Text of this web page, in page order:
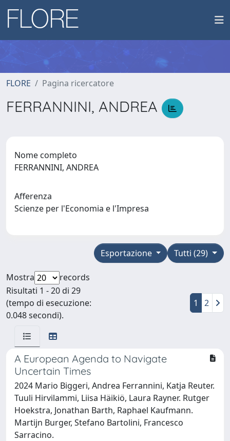
FLORE Pagina ricercatore
FERRANNINI, ANDREA
Nome completo
FERRANNINI, ANDREA
Afferenza
Scienze per l'Economia e l'Impresa
Tutti (29)
Esportazione
Mostra
records
Risultati 1 - 20 di 29
(tempo di esecuzione:
0.048 secondi).
1 2
A European Agenda to Navigate
Uncertain Times
2024 Mario Biggeri, Andrea Ferrannini, Katja Reuter.
Tuuli Hirvilammi, Liisa Häikiö, Laura Rayner. Rutger
Hoekstra, Jonathan Barth, Raphael Kaufmann.
Martijn Burger, Stefano Bartolini, Francesco
Sarracino.